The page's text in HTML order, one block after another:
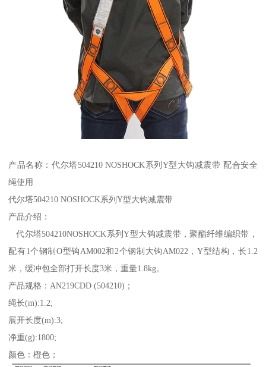
产品名称：代尔塔504210 NOSHOCK系列Y型大钩减震带 配合安全
绳使用
代尔塔504210 NOSHOCK系列Y型大钩减震带
产品介绍：
代尔塔504210NOSHOCK系列Y型大钩减震带，聚酯纤维编织带，
配有1个钢制O型钩AM002和2个钢制大钩AM022，Y型结构，长1.2
米，缓冲包全部打开长度3米，重量1.8kg。
产品规格：AN219CDD (504210)；
绳长(m):1.2;
展开长度(m):3;
净重(g):1800;
颜色：橙色；